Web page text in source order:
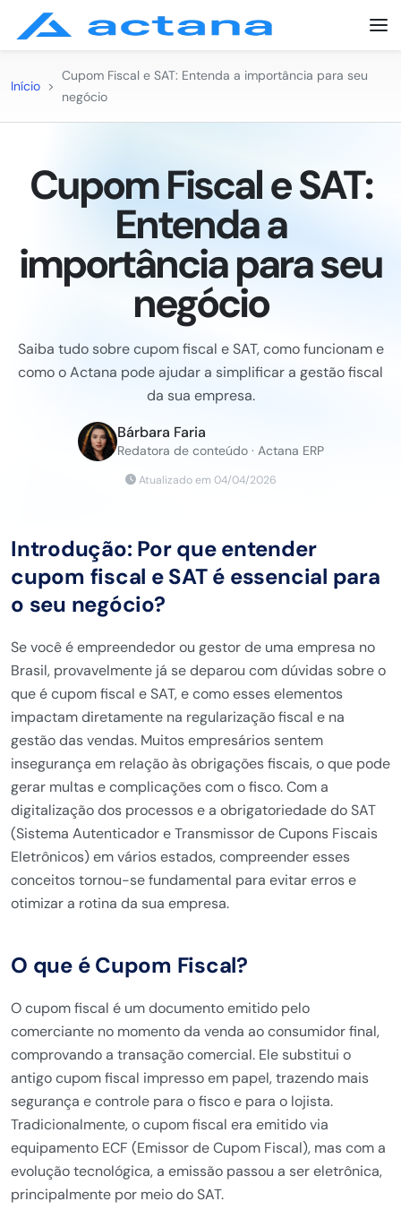
Início >
Cupom Fiscal e SAT: Entenda a importância para seu
negócio
Cupom Fiscal e SAT:
Entenda a
importância para seu
negócio
Saiba tudo sobre cupom fiscal e SAT, como funcionam e
como o Actana pode ajudar a simplificar a gestão fiscal
da sua empresa.
Bárbara Faria
Redatora de conteúdo · Actana ERP
Atualizado em 04/04/2026
Introdução: Por que entender
cupom fiscal e SAT é essencial para
o seu negócio?
Se você é empreendedor ou gestor de uma empresa no
Brasil, provavelmente já se deparou com dúvidas sobre o
que é cupom fiscal e SAT, e como esses elementos
impactam diretamente na regularização fiscal e na
gestão das vendas. Muitos empresários sentem
insegurança em relação às obrigações fiscais, o que pode
gerar multas e complicações com o fisco. Com a
digitalização dos processos e a obrigatoriedade do SAT
(Sistema Autenticador e Transmissor de Cupons Fiscais
Eletrônicos) em vários estados, compreender esses
conceitos tornou-se fundamental para evitar erros e
otimizar a rotina da sua empresa.
O que é Cupom Fiscal?
O cupom fiscal é um documento emitido pelo
comerciante no momento da venda ao consumidor final,
comprovando a transação comercial. Ele substitui o
antigo cupom fiscal impresso em papel, trazendo mais
segurança e controle para o fisco e para o lojista.
Tradicionalmente, o cupom fiscal era emitido via
equipamento ECF (Emissor de Cupom Fiscal), mas com a
evolução tecnológica, a emissão passou a ser eletrônica,
principalmente por meio do SAT.